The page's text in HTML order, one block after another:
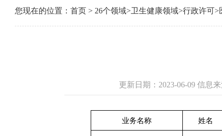
您现在的位置： 首页 > 26个领域>卫生健康领域>行政许可>
更新日期：2023-06-09 信息
业务名称 姓名